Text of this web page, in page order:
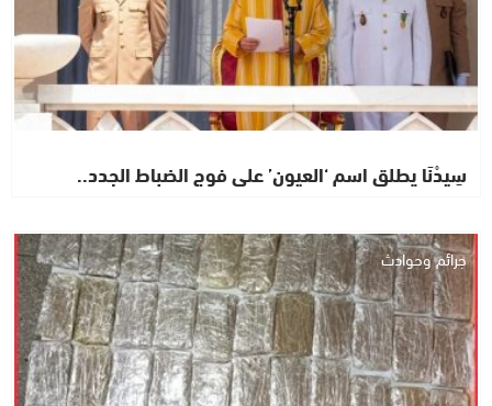
سِيدْنَا يطلق اسم ‘العيون’ على فوج الضباط الجدد..
جرائم وحوادث